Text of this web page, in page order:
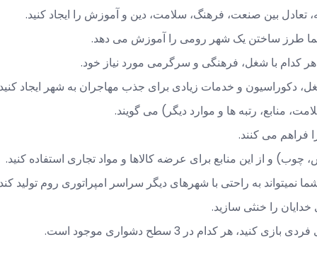
تعادل بین صنعت، فرهنگ، سلامت، دین و آموزش را ایجاد کنید.
طرز ساختن یک شهر رومی را آموزش می دهد.
کدام با شغل، فرهنگی و سرگرمی مورد نیاز خود.
دکوراسیون و خدمات زیادی برای جذب مهاجران به شهر ایجاد
منابع، رتبه ها و موارد دیگر) می گویند.
فراهم می کنند.
و از این منابع برای عرضه کالاها و مواد تجاری استفاده کنید.
نمیتواند به راحتی با شهرهای دیگر سراسر امپراتوری روم تولید
را خنثی سازید.
هر کدام در 3 سطح دشواری موجود است.